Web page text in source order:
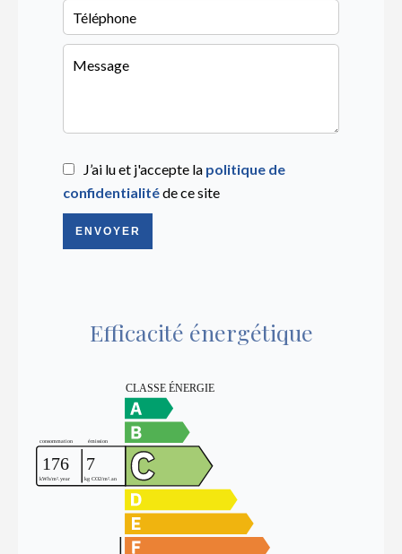
J’ai lu et j'accepte la politique de
confidentialitéde ce site
ENVOYER
Efficacité énergétique